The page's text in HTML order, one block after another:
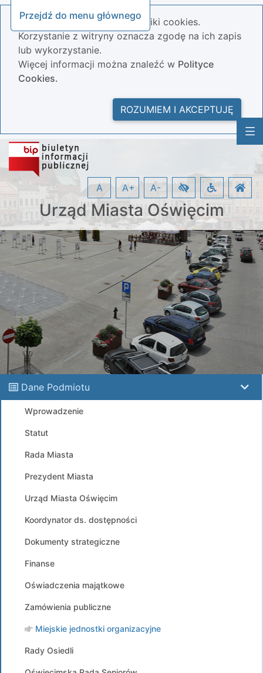
Przejdź do menu głównego
Nasza strona wykorzystuje pliki cookies.
Korzystanie z witryny oznacza zgodę na ich zapis
lub wykorzystanie.
Więcej informacji można znaleźć w Polityce
Cookies.
ROZUMIEM I AKCEPTUJĘ
Urząd Miasta Oświęcim
A A+ A-
Dane Podmiotu
Wprowadzenie
Statut
Rada Miasta
Prezydent Miasta
Urząd Miasta Oświęcim
Koordynator ds. dostępności
Dokumenty strategiczne
Finanse
Oświadczenia majątkowe
Zamówienia publiczne
Miejskie jednostki organizacyjne
Rady Osiedli